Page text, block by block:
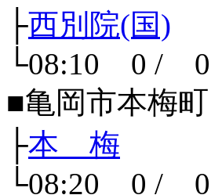
├西別院(国)
└08:10 0 / 0
■亀岡市本梅町
├本 梅
└08:20 0 / 0